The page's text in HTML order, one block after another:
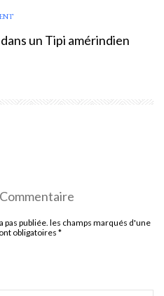
un Tipi amérindien
publiée. les champs marqués d'une
obligatoires *